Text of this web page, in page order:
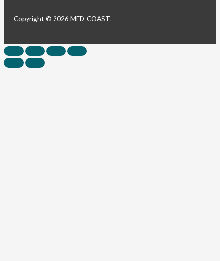
Copyright © 2026 MED-COAST.